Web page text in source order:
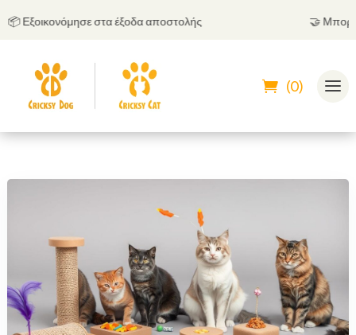
Εξοικονόμησε στα έξοδα αποστολής Μπορείς
(0)